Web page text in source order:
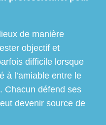
de manière
objectif et
difficile lorsque
à l’amiable entre le
Chacun défend ses
devenir source de